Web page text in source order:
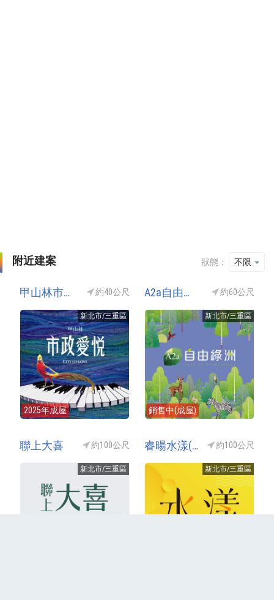
附近建案 狀態： 不限
甲山林市政愛悦(甲山林市政愛悅) 約40公尺
新北市/三重區
2025年成屋
A2a自由綠洲A2a(三重水岸城堡/三重水岸迪士尼) 約60公尺
新北市/三重區
銷售中(成屋)
聯上大喜 約100公尺
新北市/三重區
睿暘水漾(三重水漾) 約100公尺
新北市/三重區